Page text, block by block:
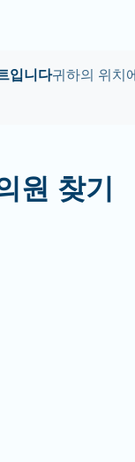
입니다귀하의 위치
원 찾기